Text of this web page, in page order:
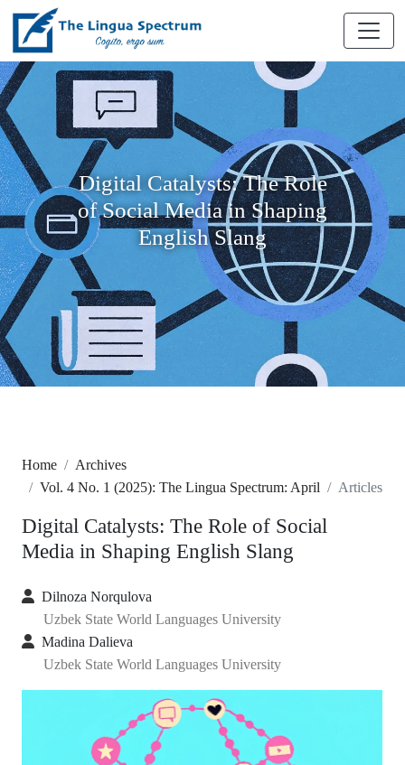
Digital Catalysts: The Role
of Social Media in Shaping
English Slang
Home
Archives
Vol. 4 No. 1 (2025): The Lingua Spectrum: April
Articles
Digital Catalysts: The Role of Social
Media in Shaping English Slang
Dilnoza Norqulova
Uzbek State World Languages University
Madina Dalieva
Uzbek State World Languages University